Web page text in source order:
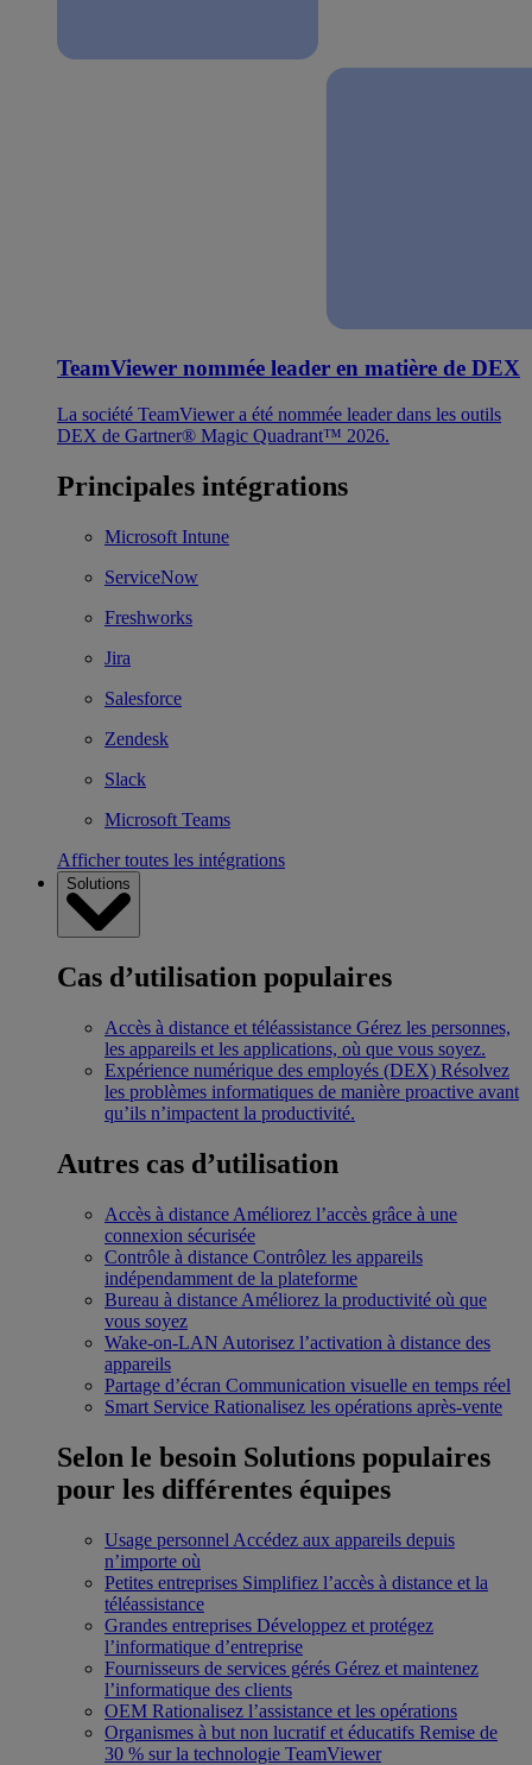
TeamViewer nommée leader en matière de DEX
La société TeamViewer a été nommée leader dans les outils
DEX de Gartner® Magic Quadrant™ 2026.
Principales intégrations
Microsoft Intune
ServiceNow
Freshworks
Jira
Salesforce
Zendesk
Slack
Microsoft Teams
Afficher toutes les intégrations
Solutions
Cas d’utilisation populaires
Accès à distance et téléassistance Gérez les personnes,
les appareils et les applications, où que vous soyez.
Expérience numérique des employés (DEX) Résolvez
les problèmes informatiques de manière proactive avant
qu’ils n’impactent la productivité.
Autres cas d’utilisation
Accès à distance Améliorez l’accès grâce à une
connexion sécurisée
Contrôle à distance Contrôlez les appareils
indépendamment de la plateforme
Bureau à distance Améliorez la productivité où que
vous soyez
Wake-on-LAN Autorisez l’activation à distance des
appareils
Partage d’écran Communication visuelle en temps réel
Smart Service Rationalisez les opérations après-vente
Selon le besoin Solutions populaires
pour les différentes équipes
Usage personnel Accédez aux appareils depuis
n’importe où
Petites entreprises Simplifiez l’accès à distance et la
téléassistance
Grandes entreprises Développez et protégez
l’informatique d’entreprise
Fournisseurs de services gérés Gérez et maintenez
l’informatique des clients
OEM Rationalisez l’assistance et les opérations
Organismes à but non lucratif et éducatifs Remise de
30 % sur la technologie TeamViewer